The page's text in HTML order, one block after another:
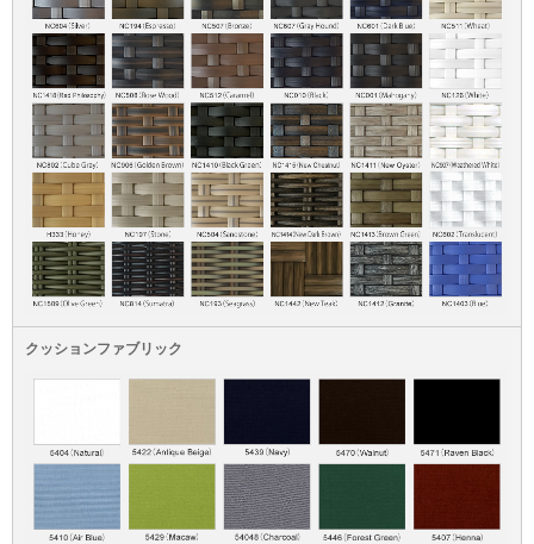
クッションファブリック